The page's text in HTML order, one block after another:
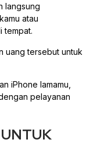
langsung
atau
tempat.
uang tersebut untuk
iPhone lamamu,
pelayanan